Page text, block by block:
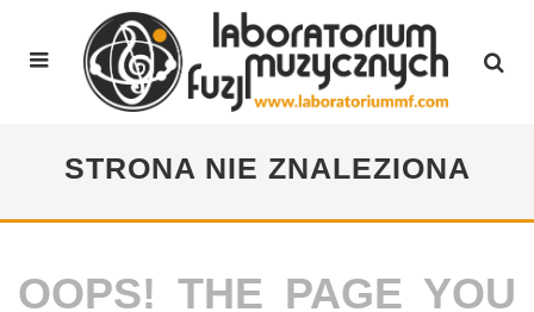
STRONA NIE ZNALEZIONA
OOPS! THE PAGE YOU